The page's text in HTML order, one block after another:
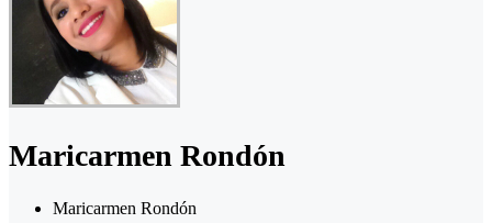
Maricarmen Rondón
Maricarmen Rondón